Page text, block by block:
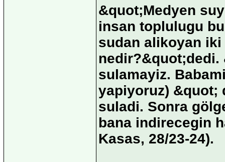
&quot;Medyen
insan toplulugu
sudan alikoyan
nedir?&quot;dedi.
sulamayiz.
yapiyoruz) &quot;
suladi. Sonra
bana indirecegin
Kasas, 28/23-24).